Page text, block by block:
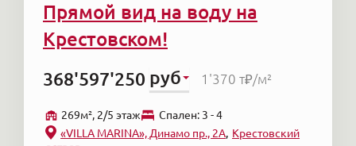
Прямой вид на воду на
Крестовском!
368'597'250 руб 1'370 т₽/м²
269м², 2/5 этаж
Cпален: 3 - 4
«VILLA MARINA», Динамо пр., 2А Крестовский